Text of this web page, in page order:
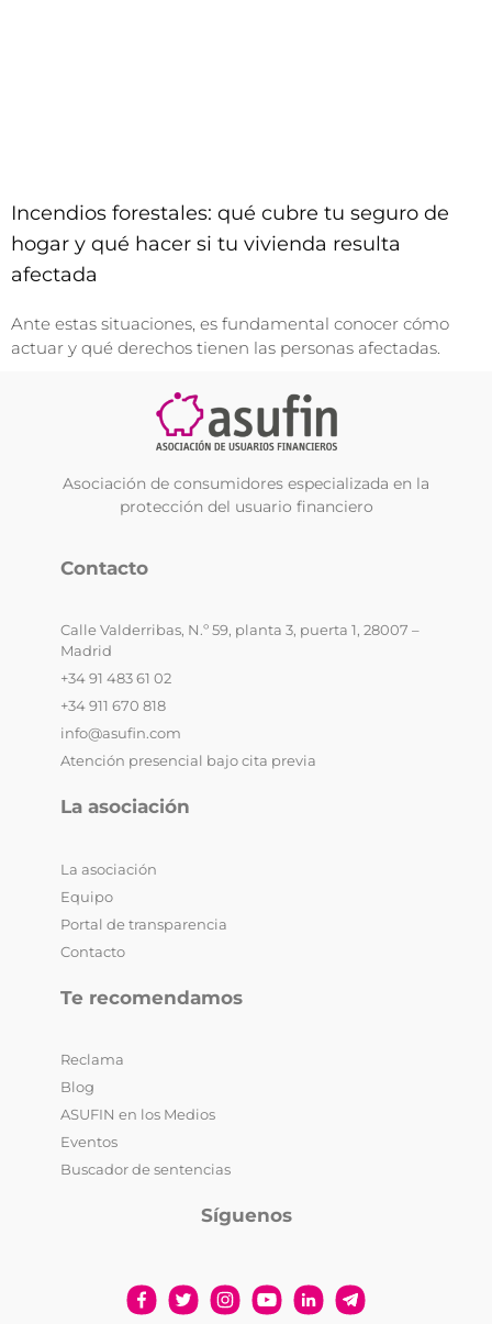
Incendios forestales: qué cubre tu seguro de
hogar y qué hacer si tu vivienda resulta
afectada
Ante estas situaciones, es fundamental conocer cómo
actuar y qué derechos tienen las personas afectadas.
Asociación de consumidores especializada en la
protección del usuario financiero
Contacto
Calle Valderribas, N.º 59, planta 3, puerta 1, 28007 –
Madrid
+34 91 483 61 02
+34 911 670 818
info@asufin.com
Atención presencial bajo cita previa
La asociación
La asociación
Equipo
Portal de transparencia
Contacto
Te recomendamos
Reclama
Blog
ASUFIN en los Medios
Eventos
Buscador de sentencias
Síguenos